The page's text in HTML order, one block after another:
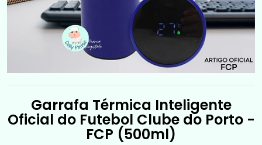
Garrafa Térmica Inteligente
Oficial do Futebol Clube do Porto -
FCP (500ml)